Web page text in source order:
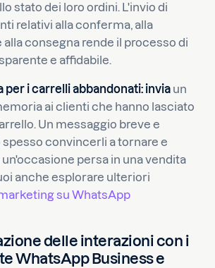
stato dei loro ordini. L'invio di
relativi alla conferma, alla
alla consegna rende il processo di
e affidabile.
per i carrelli abbandonati: invia un
ai clienti che hanno lasciato
Un messaggio breve e
convincerli a tornare e
persa in una vendita
anche esplorare ulteriori
su WhatsApp
delle interazioni con i
WhatsApp Business e